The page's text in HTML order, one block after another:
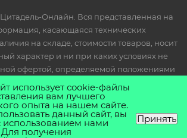
Онлайн. Вся представленная на
касающаяся технических
на складе, стоимости товаров, носит
характер и ни при каких условиях не
офертой, определяемой положениями
437(2) Гражданского кодекса РФ.
использует cookie-файлы
вам лучшего
опыта на нашем сайте.
данный сайт, вы
использованием нами
получения
Принять